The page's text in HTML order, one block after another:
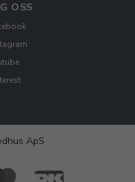
OSS
ApS